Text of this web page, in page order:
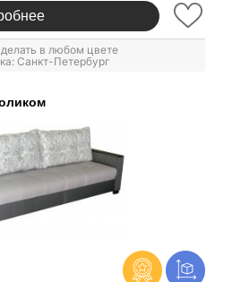
в любом цвете
Санкт-Петербург